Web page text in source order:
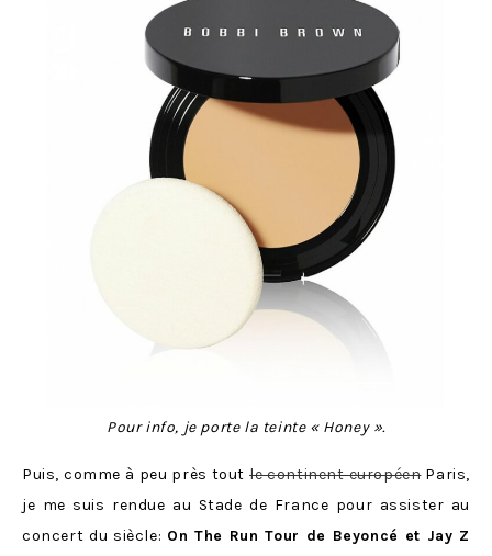
Pour info, je porte la teinte « Honey ».
Puis, comme à peu près toutle continent européenParis,
je me suis rendue au Stade de France pour assister au
concert du siècle: On The Run Tour de Beyoncé et Jay Z